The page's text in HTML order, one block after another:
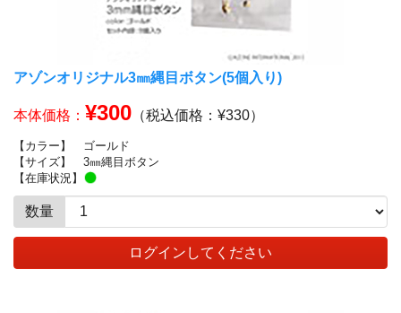
アゾンオリジナル3㎜縄目ボタン(5個入り)
本体価格： ¥300 （税込価格：¥330）
【カラー】
ゴールド
【サイズ】
3㎜縄目ボタン
【在庫状況】
数量
ログインしてください